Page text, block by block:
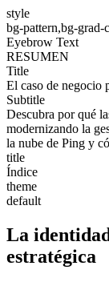
style
bg-pattern,bg-
Eyebrow Text
RESUMEN
Title
El caso de negocio
Subtitle
Descubra por qué
modernizando la
la nube de Ping y
title
Índice
theme
default
La
estratégica